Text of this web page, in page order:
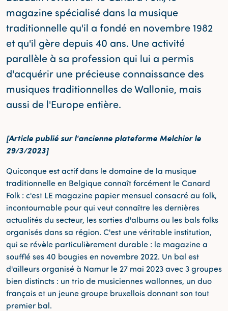
magazine spécialisé dans la musique
traditionnelle qu'il a fondé en novembre 1982
et qu'il gère depuis 40 ans. Une activité
parallèle à sa profession qui lui a permis
d'acquérir une précieuse connaissance des
musiques traditionnelles de Wallonie, mais
aussi de l'Europe entière.
[Article publié sur l'ancienne plateforme Melchior le
29/3/2023]
Quiconque est actif dans le domaine de la musique
traditionnelle en Belgique connaît forcément le Canard
Folk : c'est LE magazine papier mensuel consacré au folk,
incontournable pour qui veut connaître les dernières
actualités du secteur, les sorties d'albums ou les bals folks
organisés dans sa région. C'est une véritable institution,
qui se révèle particulièrement durable : le magazine a
soufflé ses 40 bougies en novembre 2022. Un bal est
d'ailleurs organisé à Namur le 27 mai 2023 avec 3 groupes
bien distincts : un trio de musiciennes wallonnes, un duo
français et un jeune groupe bruxellois donnant son tout
premier bal.